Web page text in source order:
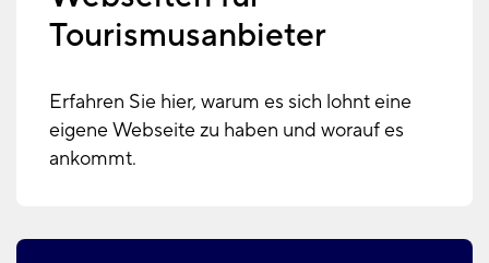
Tourismusanbieter
Erfahren Sie hier, warum es sich lohnt eine
eigene Webseite zu haben und worauf es
ankommt.